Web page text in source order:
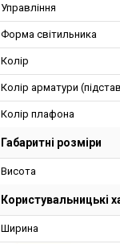
Управління
Форма світильника
Колір
Колір арматури
Колір плафона
Габаритні розміри
Висота
Користувальницькі
Ширина